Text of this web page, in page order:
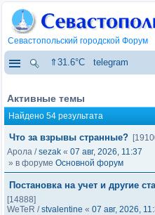
Севастопольский городской Форум
⇑31.6°C telegram
Активные темы
Найдено 54 результата
Что за взрывы странные?
Арола /sezak « 07 авг, 2026, 11:37
» в форуме Основной форум
Постановка на учет и другие
[14888]
WeTeR /stvalentine « 07 авг, 2026,